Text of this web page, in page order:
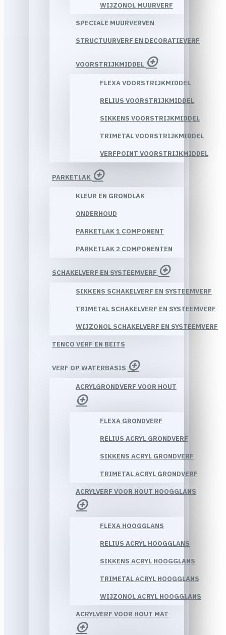
WIJZONOL MUURVERF
SPECIALE MUURVERVEN
STRUCTUURVERF EN DECORATIEVERF
VOORSTRIJKMIDDEL
FLEXA VOORSTRIJKMIDDEL
RELIUS VOORSTRIJKMIDDEL
SIKKENS VOORSTRIJKMIDDEL
TRIMETAL VOORSTRIJKMIDDEL
VERFPOINT VOORSTRIJKMIDDEL
PARKETLAK
KLEUR EN GRONDLAK
ONDERHOUD
PARKETLAK 1 COMPONENT
PARKETLAK 2 COMPONENTEN
SCHAKELVERF EN SYSTEEMVERF
SIKKENS SCHAKELVERF EN SYSTEEMVERF
TRIMETAL SCHAKELVERF EN SYSTEEMVERF
WIJZONOL SCHAKELVERF EN SYSTEEMVERF
TENCO VERF EN BEITS
VERF OP WATERBASIS
ACRYLGRONDVERF VOOR HOUT
FLEXA GRONDVERF
RELIUS ACRYL GRONDVERF
SIKKENS ACRYL GRONDVERF
TRIMETAL ACRYL GRONDVERF
ACRYLVERF VOOR HOUT HOOGGLANS
FLEXA HOOGGLANS
RELIUS ACRYL HOOGGLANS
SIKKENS ACRYL HOOGGLANS
TRIMETAL ACRYL HOOGGLANS
WIJZONOL ACRYL HOOGGLANS
ACRYLVERF VOOR HOUT MAT